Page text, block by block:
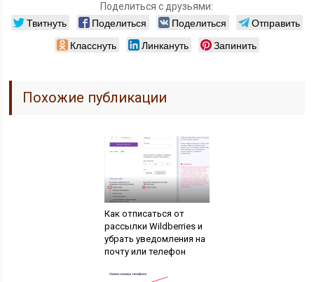
Поделиться с друзьями:
Твитнуть Поделиться Поделиться
Отправить
Класснуть
Линкануть Запинить
Похожие публикации
Как отписаться от
рассылки Wildberries и
убрать уведомления на
почту или телефон